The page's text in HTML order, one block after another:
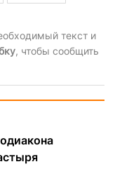
текст и
, чтобы сообщить